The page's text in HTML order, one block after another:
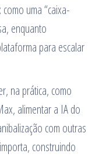
uma “caixa-
enquanto
para escalar
na prática, como
alimentar a IA do
com outras
construindo